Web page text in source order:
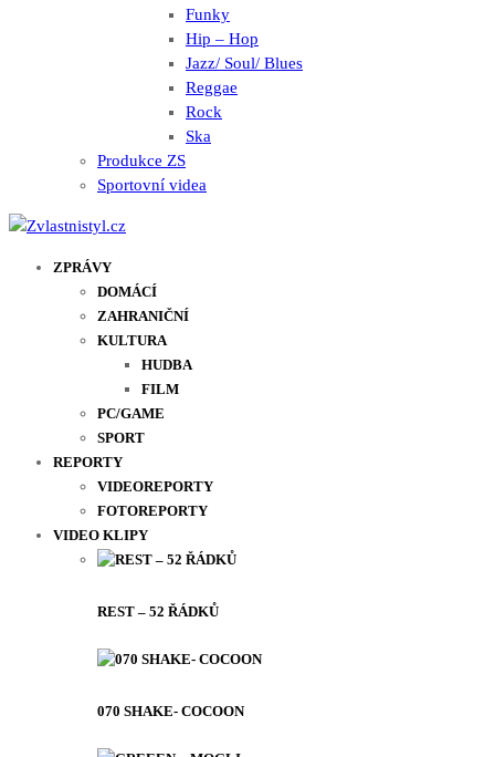
Funky
Hip – Hop
Jazz/ Soul/ Blues
Reggae
Rock
Ska
Produkce ZS
Sportovní videa
ZPRÁVY
DOMÁCÍ
ZAHRANIČNÍ
KULTURA
HUDBA
FILM
PC/GAME
SPORT
REPORTY
VIDEOREPORTY
FOTOREPORTY
VIDEO KLIPY
REST – 52 ŘÁDKŮ
070 SHAKE- COCOON